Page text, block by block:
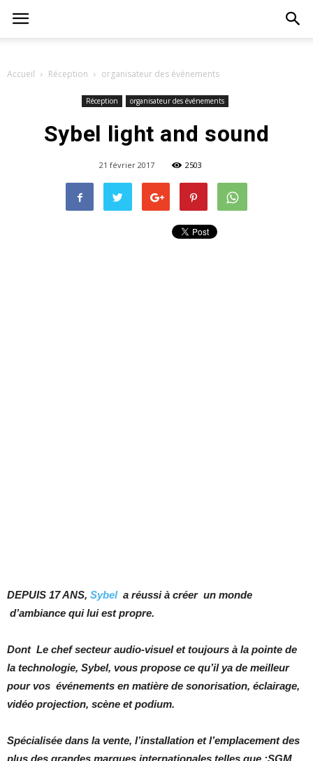
Accueil Réception organisateur des événements
Réception organisateur des événements
Sybel light and sound
21 février 2017 2503
DEPUIS 17 ANS, Sybel a réussi à créer un monde
d’ambiance qui lui est propre.
Dont Le chef secteur audio-visuel et toujours à la pointe de
la technologie, Sybel, vous propose ce qu’il ya de meilleur
pour vos événements en matière de sonorisation, éclairage,
vidéo projection, scène et podium.
Spécialisée dans la vente, l’installation et l’emplacement des
plus des grandes marques internationales telles que :SGM,